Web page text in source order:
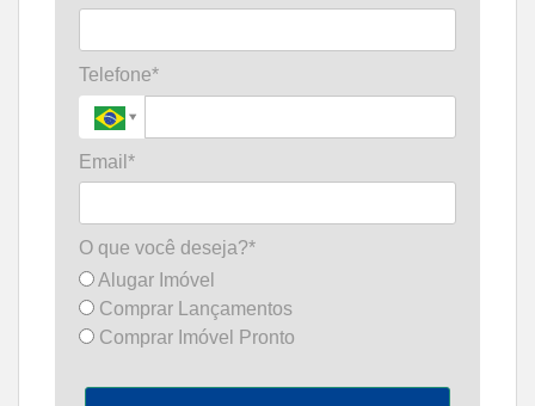
Telefone*
Email*
O que você deseja?*
Alugar Imóvel
Comprar Lançamentos
Comprar Imóvel Pronto